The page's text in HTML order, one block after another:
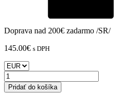
Doprava nad 200€ zadarmo /SR/
145.00€ s DPH
množstvo
DUCATI
DESERT
Pridať do košíka